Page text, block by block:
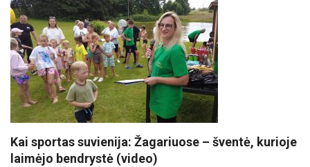
Kai sportas suvienija: Žagariuose – šventė, kurioje
laimėjo bendrystė (video)